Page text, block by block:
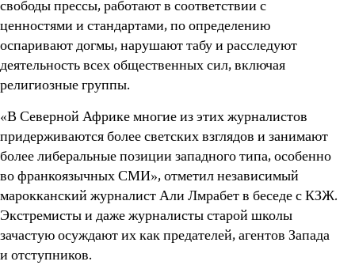
свободы прессы, работают в соответствии с
ценностями и стандартами, по определению
оспаривают догмы, нарушают табу и расследуют
деятельность всех общественных сил, включая
религиозные группы.
«В Северной Африке многие из этих журналистов
придерживаются более светских взглядов и занимают
более либеральные позиции западного типа, особенно
во франкоязычных СМИ», отметил независимый
марокканский журналист Али Лмрабет в беседе с КЗЖ.
Экстремисты и даже журналисты старой школы
зачастую осуждают их как предателей, агентов Запада
и отступников.